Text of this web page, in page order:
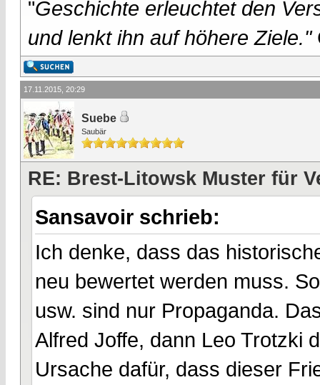
"Geschichte erleuchtet den
und lenkt ihn auf höhere Ziele."
17.11.2015, 20:29
Suebe
Saubär
RE: Brest-Litowsk Muster für
Sansavoir schrieb:
Ich denke, dass das
neu bewertet werden muss.
usw. sind nur Propaganda.
Alfred Joffe, dann Leo Trotzki
Ursache dafür, dass dieser